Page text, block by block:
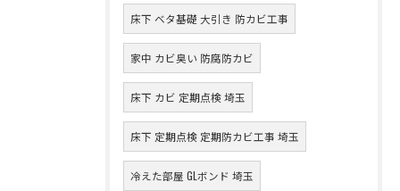
床下 ベタ基礎 大引き 防カビ工事
家中 カビ臭い 防腐防カビ
床下 カビ 定期点検 埼玉
床下 定期点検 定期防カビ工事 埼玉
冷えた部屋 GLボンド 埼玉